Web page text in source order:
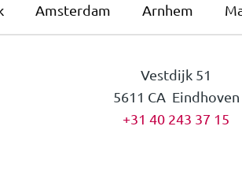
Amsterdam Arnhem
Vestdijk 51
5611 CA Eindhoven
+31 40 243 37 15